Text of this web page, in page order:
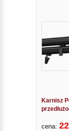
Karnisz
cena: